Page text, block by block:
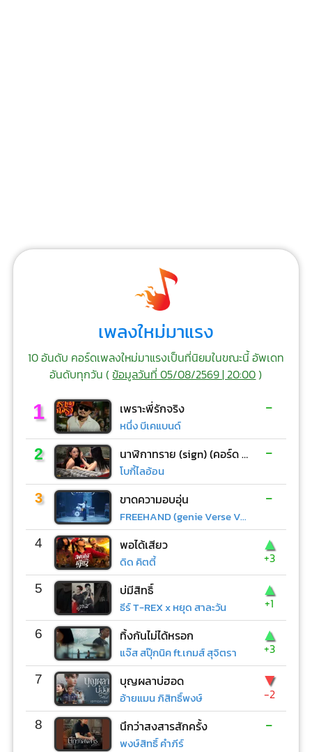
เพลงใหม่มาแรง
10 อันดับ คอร์ดเพลงใหม่มาแรงเป็นที่นิยมในขณะนี้ อัพเดท
อันดับทุกวัน (ข้อมูลวันที่ 05/08/2569 | 20:00)
1 เพราะพี่รักจริง
หนึ่ง บีเคแบนด์
-
2 นาฬิกาทราย (sign) (คอร์ด ง่ายๆ)
โบกี้ไลอ้อน
-
3 ขาดความอบอุ่น
FREEHAND (genie Verse Vol.1)
-
4 พอได้เสียว
ดิด คิตตี้
▲
+3
5 บ่มีสิทธิ์
ธีร์ T-REX x หยุด สาละวัน
▲
+1
6 ทิ้งกันไม่ได้หรอก
แจ๊ส สปุ๊กนิค ft.เกมส์ สุจิตรา
▲
+3
7 บุญผลาบ่ฮอด
อ้ายแมน ภิสิทธิ์พงษ์
▼
-2
8 นึกว่าสงสารสักครั้ง
พงษ์สิทธิ์ คำภีร์
-